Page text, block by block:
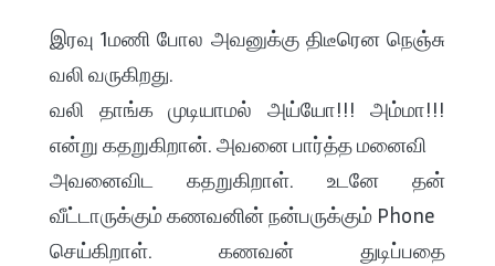
இரவு 1மணி போல அவனுக்கு திடீரென நெஞ்சு
வலி வருகிறது.
வலி தாங்க முடியாமல் அய்யோ!!! அம்மா!!!
என்று கதறுகிறான். அவனை பார்த்த மனைவி
அவனைவிட கதறுகிறாள். உடனே தன்
வீட்டாருக்கும் கணவனின் நன்பருக்கும் Phone
செய்கிறாள். கணவன் துடிப்பதை